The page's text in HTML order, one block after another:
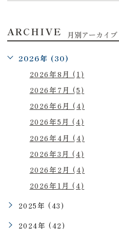
ARCHIVE 月別アーカイブ
2026年 (30)
2026年8月 (1)
2026年7月 (5)
2026年6月 (4)
2026年5月 (4)
2026年4月 (4)
2026年3月 (4)
2026年2月 (4)
2026年1月 (4)
2025年 (43)
2024年 (42)